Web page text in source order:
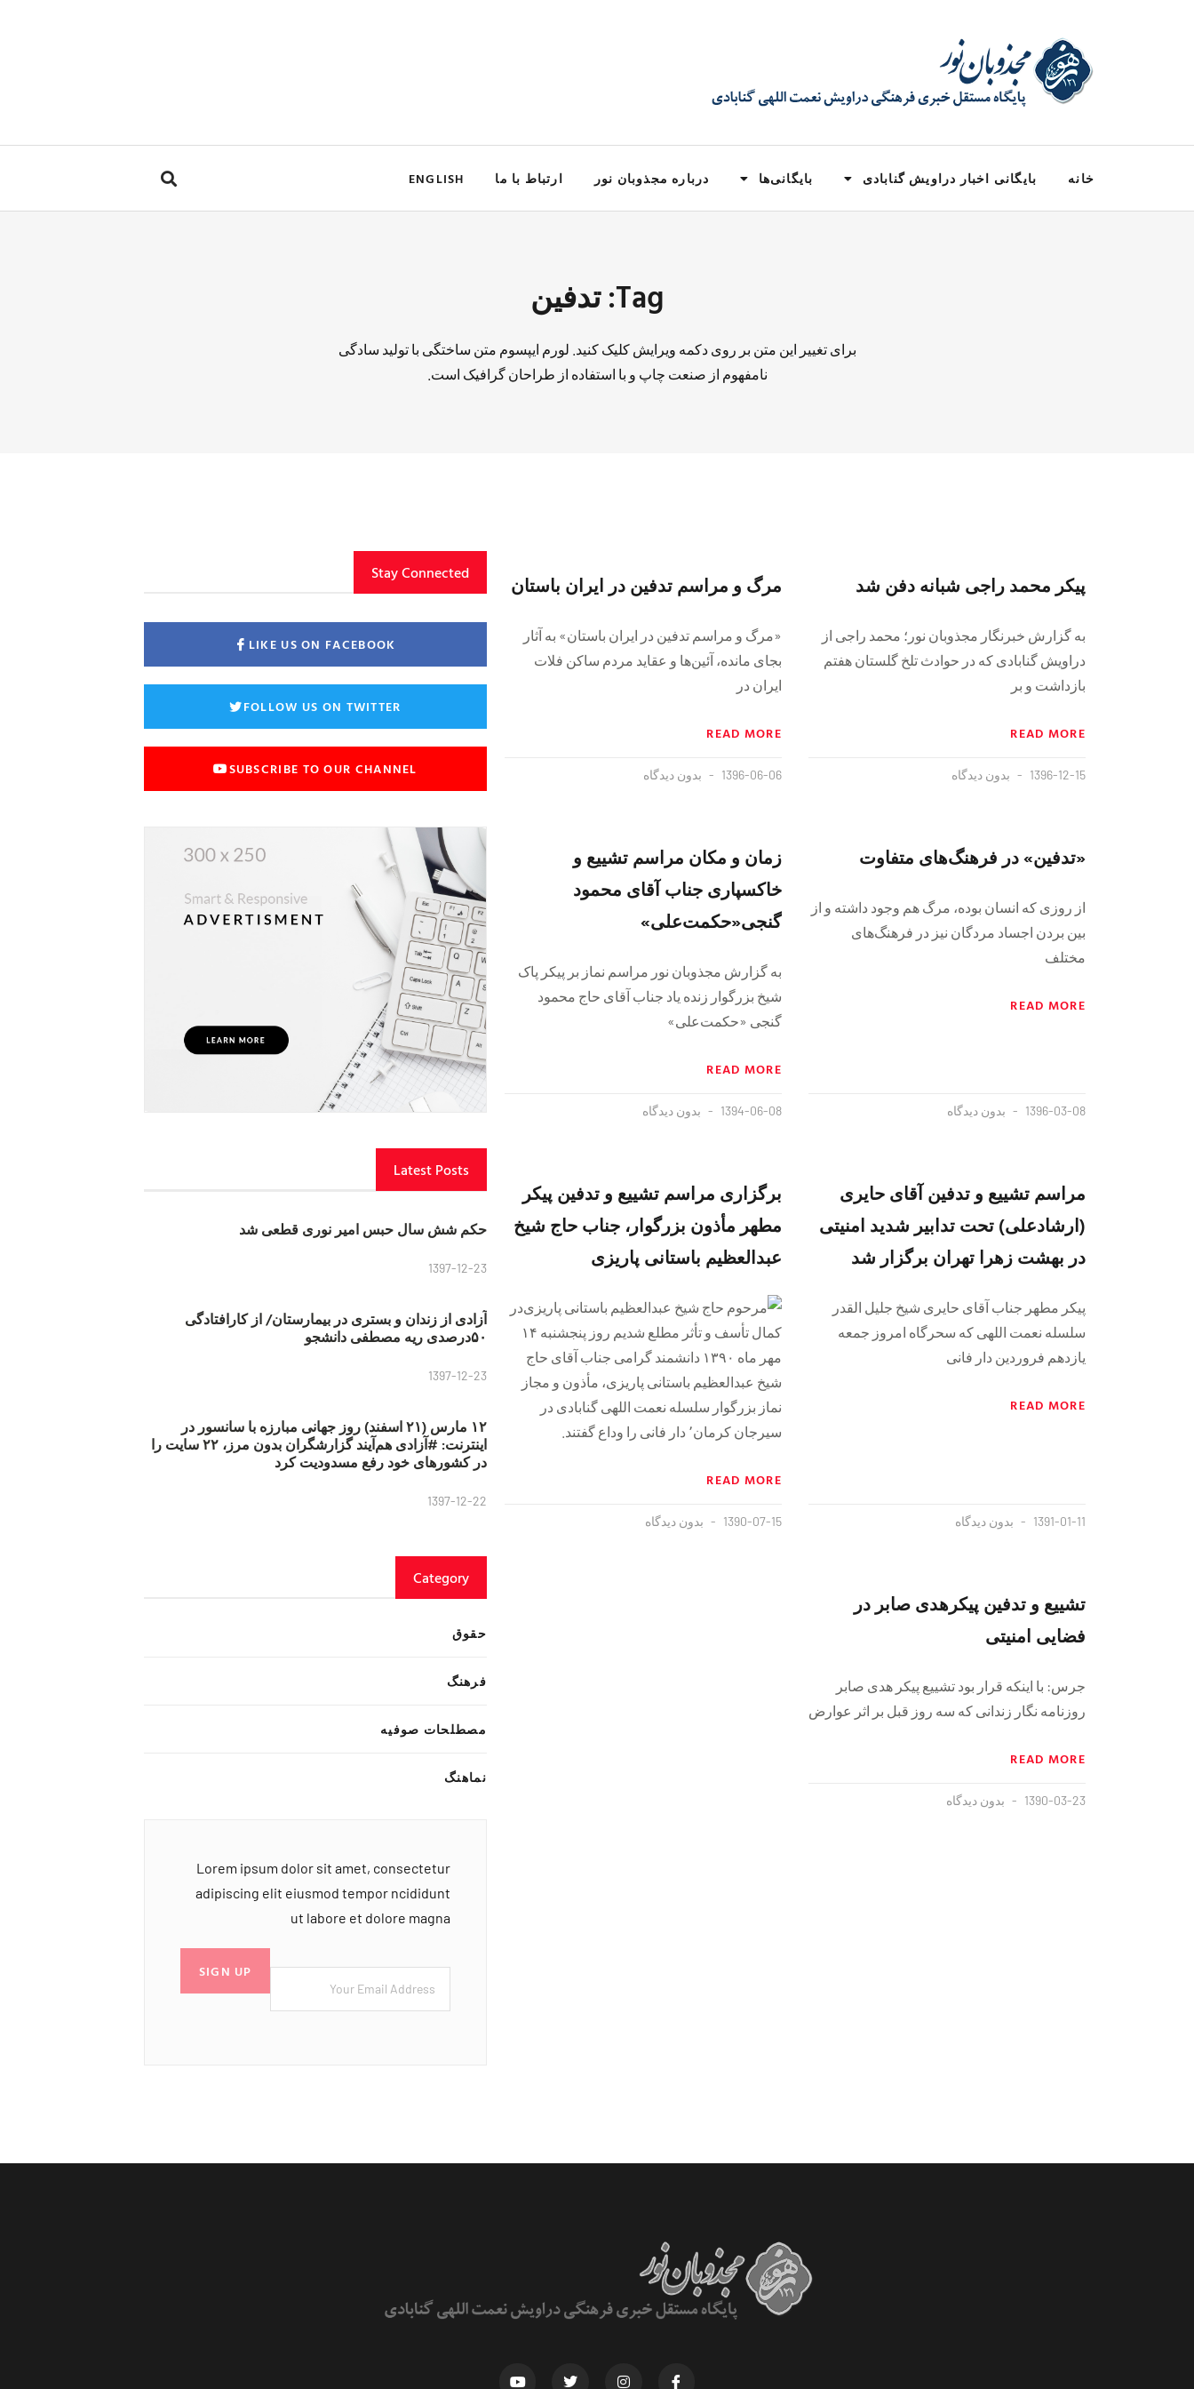
خانه بایگانی اخبار دراویش گنابادی بایگانی‌ها درباره مجذوبان نور ارتباط با ما ENGLISH
Tag: تدفین
برای تغییر این متن بر روی دکمه ویرایش کلیک کنید. لورم ایپسوم متن ساختگی با تولید سادگی
نامفهوم از صنعت چاپ و با استفاده از طراحان گرافیک است.
پیکر محمد راجی شبانه دفن شد
به گزارش خبرنگار مجذوبان نور؛ محمد راجی از
دراویش گنابادی که در حوادث تلخ گلستان هفتم
بازداشت و بر
READ MORE
1396-12-15 بدون دیدگاه
مرگ و مراسم تدفین در ایران باستان
«مرگ و مراسم تدفین در ایران باستان» به آثار
بجای مانده، آئین‌ها و عقاید مردم ساکن فلات
ایران در
READ MORE
1396-06-06 بدون دیدگاه
«تدفین» در فرهنگ‌های متفاوت
از روزی که انسان بوده، مرگ هم وجود داشته و از
بین بردن اجساد مردگان نیز در فرهنگ‌های
مختلف
READ MORE
1396-03-08 بدون دیدگاه
زمان و مکان مراسم تشییع و
خاکسپاری جناب آقای محمود
گنجی«حکمت‌علی»
به گزارش مجذوبان نور مراسم نماز بر پیکر پاک
شیخ بزرگوار زنده یاد جناب آقای حاج محمود
گنجی «حکمت‌علی»
READ MORE
1394-06-08 بدون دیدگاه
مراسم تشییع و تدفین آقای حایری
(ارشادعلی) تحت تدابیر شدید امنیتی
در بهشت زهرا تهران برگزار شد‎
پیکر مطهر جناب آقای حایری شیخ جلیل القدر
سلسله نعمت اللهی که سحرگاه امروز جمعه
یازدهم فروردین دار فانی
READ MORE
1391-01-11 بدون دیدگاه
برگزاری مراسم تشییع و تدفین پیکر
مطهر مأذون بزرگوار، جناب حاج شیخ
عبدالعظیم باستانی پاریزی
در
کمال تأسف و تأثر مطلع شدیم روز پنجشنبه ۱۴
مهر ماه ۱۳۹۰ دانشمند گرامی جناب آقای حاج
شیخ عبدالعظیم باستانی پاریزی، مأذون و مجاز
نماز بزرگوار سلسله نعمت اللهی گنابادی در
سیرجان کرمان٬ دار فانی را وداع گفتند.
READ MORE
1390-07-15 بدون دیدگاه
تشییع و تدفین پیکرهدی صابر در
فضایی امنیتی
جرس: با اینکه قرار بود تشییع پیکر هدی صابر
روزنامه نگار زندانی که سه روز قبل بر اثر عوارض
READ MORE
1390-03-23 بدون دیدگاه
Stay Connected
LIKE US ON FACEBOOK
FOLLOW US ON TWITTER
SUBSCRIBE TO OUR CHANNEL
Latest Posts
حکم شش سال حبس امیر نوری قطعی شد
1397-12-23
آزادی از زندان و بستری در بیمارستان/ از کارافتادگی
۵۰درصدی ریه مصطفی دانشجو
1397-12-23
۱۲ مارس (۲۱ اسفند) روز جهانی مبارزه با سانسور در
اینترنت: #آزادی هم‌آیند گزارشگران‌ بدون مرز، ۲۲ سایت را
در کشورهای خود رفع مسدودیت کرد
1397-12-22
Category
حقوق
فرهنگ
مصطلحات صوفیه
نماهنگ
Lorem ipsum dolor sit amet, consectetur
adipiscing elit eiusmod tempor ncididunt
ut labore et dolore magna
SIGN UP